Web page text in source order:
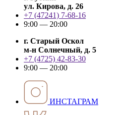
ул. Кирова, д. 26
+7 (47241) 7-68-16
9:00 — 20:00
г. Старый Оскол
м-н Солнечный, д. 5
+7 (4725) 42-83-30
9:00 — 20:00
ИНСТАГРАМ